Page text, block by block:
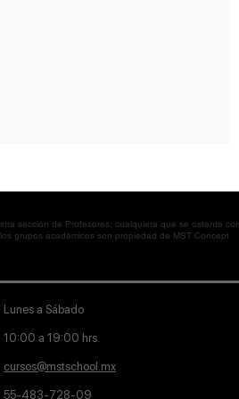
sección de Profesores; cualquiera que se ostente
grupos académicos son propiedad de MST Concept
Lunes a Sábado
10:00 a 19:00 hrs.
cursos@mstschool.mx
55-483-728-09